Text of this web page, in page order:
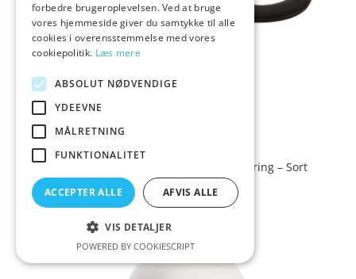
CalExotics Silikone Ball Spreader Penisring – Sort
Vurderet
4.7
kr.79,00
forbedre brugeroplevelsen. Ved at bruge
vores hjemmeside giver du samtykke til alle
cookies i overensstemmelse med vores
cookiepolitik. Læs mere
ABSOLUT NØDVENDIGE
YDEEVNE
MÅLRETNING
FUNKTIONALITET
ACCEPTER ALLE AFVIS ALLE
VIS DETALJER
POWERED BY COOKIESCRIPT